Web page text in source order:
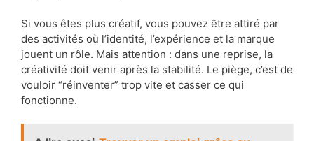
Si vous êtes plus créatif, vous pouvez être attiré par
des activités où l’identité, l’expérience et la marque
jouent un rôle. Mais attention : dans une reprise, la
créativité doit venir après la stabilité. Le piège, c’est de
vouloir “réinventer” trop vite et casser ce qui
fonctionne.